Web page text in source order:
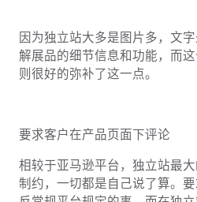
因为独立站大多是图片多，文
解展品的细节信息和功能，而
则很好的弥补了这一点。
要求客户在产品页面下评论
相较于亚马逊平台，独立站最
制约，一切都是自己说了算。